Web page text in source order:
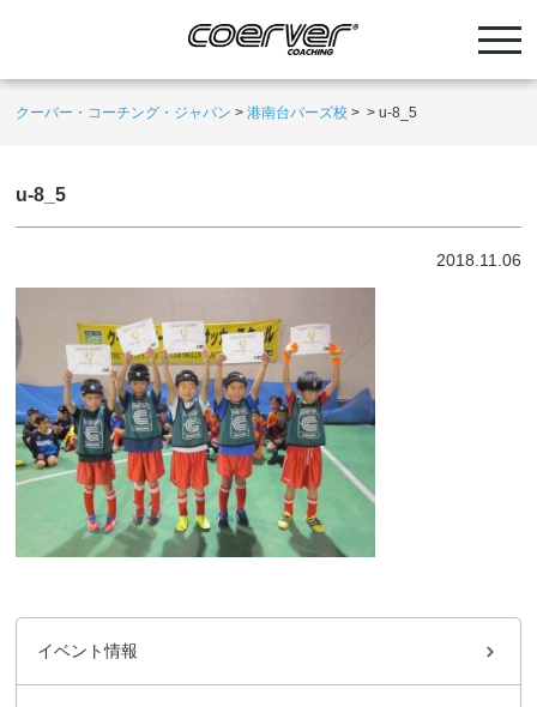
クーバー・コーチング・ジャパン >港南台バーズ校 > >u-8_5
u-8_5
2018.11.06
イベント情報